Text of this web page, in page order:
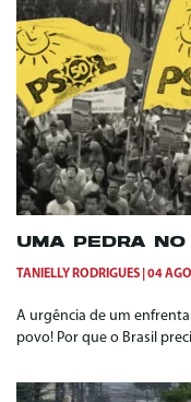
UMA PEDRA
TANIELLY RODRIGUES 04
A urgência de um
povo! Por que o Brasil